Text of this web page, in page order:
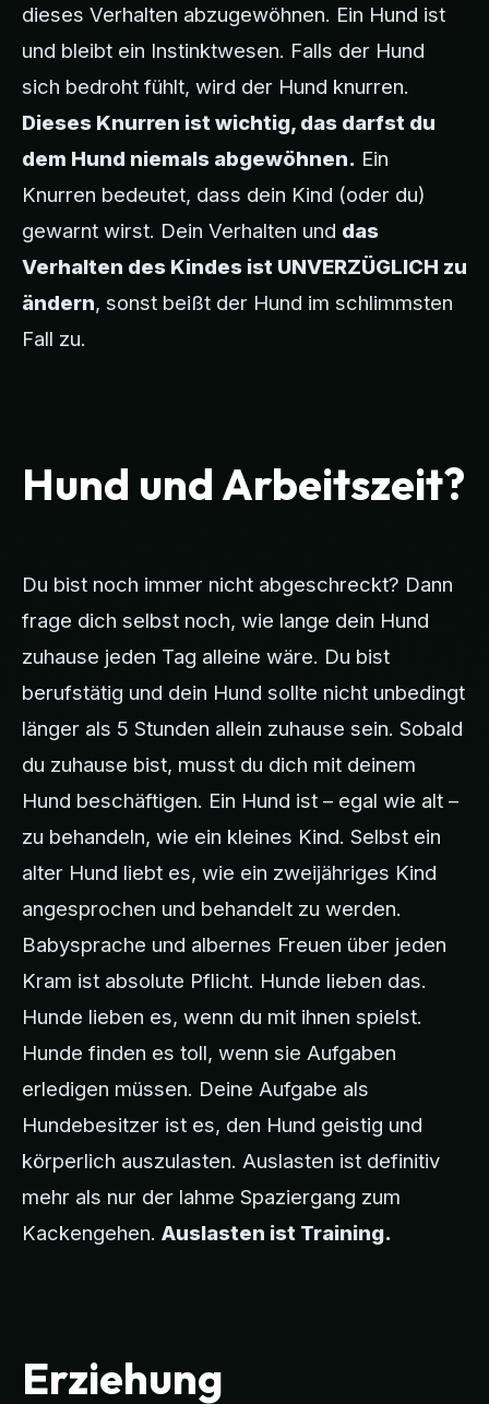
dieses Verhalten abzugewöhnen. Ein Hund ist
und bleibt ein Instinktwesen. Falls der Hund
sich bedroht fühlt, wird der Hund knurren.
Dieses Knurren ist wichtig, das darfst du
dem Hund niemals abgewöhnen. Ein
Knurren bedeutet, dass dein Kind (oder du)
gewarnt wirst. Dein Verhalten und das
Verhalten des Kindes ist UNVERZÜGLICH zu
ändern, sonst beißt der Hund im schlimmsten
Fall zu.
Hund und Arbeitszeit?
Du bist noch immer nicht abgeschreckt? Dann
frage dich selbst noch, wie lange dein Hund
zuhause jeden Tag alleine wäre. Du bist
berufstätig und dein Hund sollte nicht unbedingt
länger als 5 Stunden allein zuhause sein. Sobald
du zuhause bist, musst du dich mit deinem
Hund beschäftigen. Ein Hund ist – egal wie alt –
zu behandeln, wie ein kleines Kind. Selbst ein
alter Hund liebt es, wie ein zweijähriges Kind
angesprochen und behandelt zu werden.
Babysprache und albernes Freuen über jeden
Kram ist absolute Pflicht. Hunde lieben das.
Hunde lieben es, wenn du mit ihnen spielst.
Hunde finden es toll, wenn sie Aufgaben
erledigen müssen. Deine Aufgabe als
Hundebesitzer ist es, den Hund geistig und
körperlich auszulasten. Auslasten ist definitiv
mehr als nur der lahme Spaziergang zum
Kackengehen. Auslasten ist Training.
Erziehung